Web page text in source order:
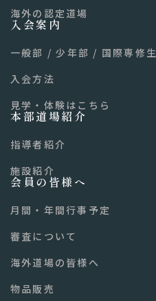
海外の認定道場
入会案内
一般部 /少年部 / 国際専修生
入会方法
見学・体験はこちら
本部道場紹介
指導者紹介
施設紹介
会員の皆様へ
月間・年間行事予定
審査について
海外道場の皆様へ
物品販売